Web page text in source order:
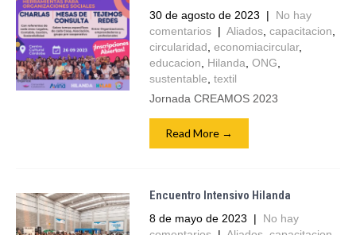
30 de agosto de 2023 | No hay
comentarios | Aliados, capacitacion
circularidad economiacircular,
educacion
Hilanda ONG
sustentable textil
Jornada CREAMOS 2023
Read More →
Encuentro Intensivo Hilanda
8 de mayo de 2023 | No hay